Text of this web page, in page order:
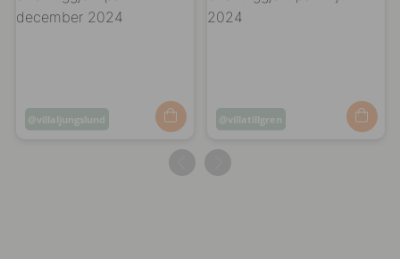
Opslag
villaljungslund
Opslag
villatillgren